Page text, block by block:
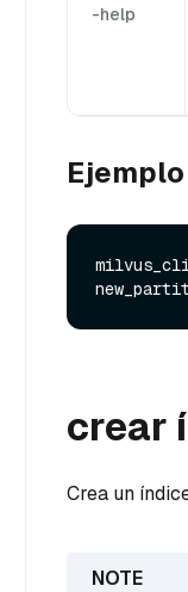
-help
Ejemplo
crear
Crea un